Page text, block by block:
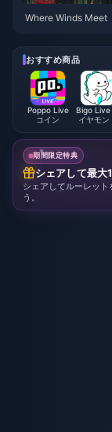
Where Winds Meet
優先順位
おすすめ商品
Poppo Live
コイン
Bigo Live
イヤモン
期間限定特典
シェアして最大
シェアしてルーレット
う。